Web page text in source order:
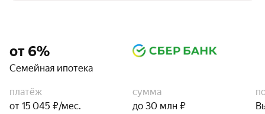
от 6%
Семейная ипотека
платёж
от 15 045 ₽/мес.
сумма
до 30 млн ₽